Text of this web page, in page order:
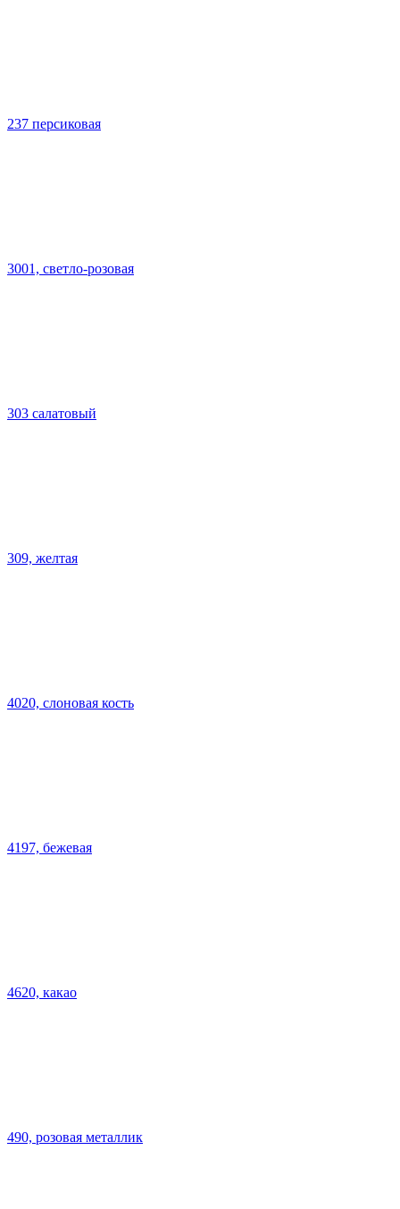
237 персиковая
3001, светло-розовая
303 салатовый
309, желтая
4020, слоновая кость
4197, бежевая
4620, какао
490, розовая металлик